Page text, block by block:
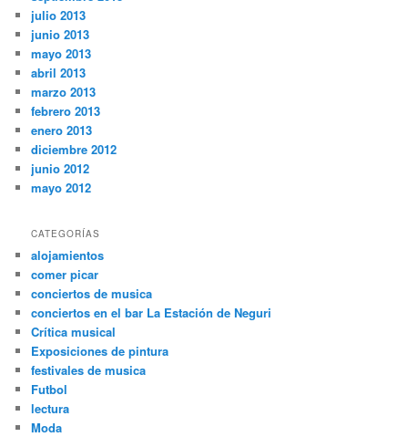
julio 2013
junio 2013
mayo 2013
abril 2013
marzo 2013
febrero 2013
enero 2013
diciembre 2012
junio 2012
mayo 2012
CATEGORÍAS
alojamientos
comer picar
conciertos de musica
conciertos en el bar La Estación de Neguri
Crítica musical
Exposiciones de pintura
festivales de musica
Futbol
lectura
Moda